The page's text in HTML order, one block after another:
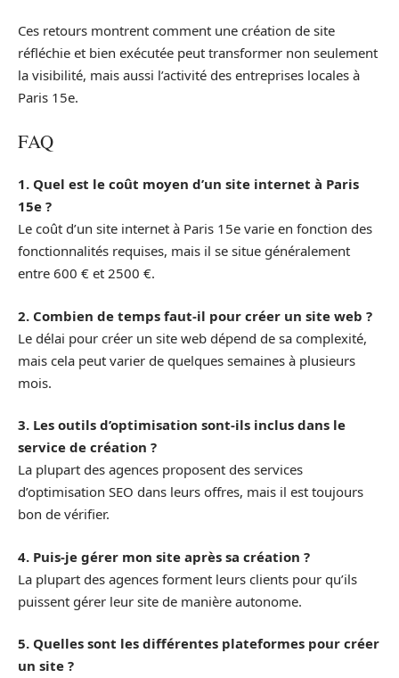
Ces retours montrent comment une création de site
réfléchie et bien exécutée peut transformer non seulement
la visibilité, mais aussi l’activité des entreprises locales à
Paris 15e.
FAQ
1. Quel est le coût moyen d’un site internet à Paris
15e ?
Le coût d’un site internet à Paris 15e varie en fonction des
fonctionnalités requises, mais il se situe généralement
entre 600 € et 2500 €.
2. Combien de temps faut-il pour créer un site web ?
Le délai pour créer un site web dépend de sa complexité,
mais cela peut varier de quelques semaines à plusieurs
mois.
3. Les outils d’optimisation sont-ils inclus dans le
service de création ?
La plupart des agences proposent des services
d’optimisation SEO dans leurs offres, mais il est toujours
bon de vérifier.
4. Puis-je gérer mon site après sa création ?
La plupart des agences forment leurs clients pour qu’ils
puissent gérer leur site de manière autonome.
5. Quelles sont les différentes plateformes pour créer
un site ?